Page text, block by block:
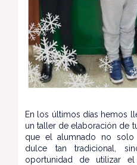
En los últimos días hemos
un taller de elaboración de
que el alumnado no solo
dulce tan tradicional,
oportunidad de utilizar